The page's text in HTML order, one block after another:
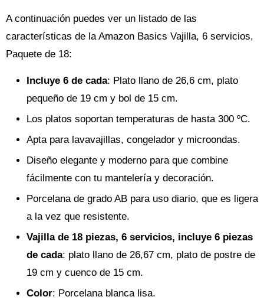
A continuación puedes ver un listado de las
características de la Amazon Basics Vajilla, 6 servicios,
Paquete de 18:
Incluye 6 de cada: Plato llano de 26,6 cm, plato
pequeño de 19 cm y bol de 15 cm.
Los platos soportan temperaturas de hasta 300 ºC.
Apta para lavavajillas, congelador y microondas.
Diseño elegante y moderno para que combine
fácilmente con tu mantelería y decoración.
Porcelana de grado AB para uso diario, que es ligera
a la vez que resistente.
Vajilla de 18 piezas, 6 servicios, incluye 6 piezas
de cada: plato llano de 26,67 cm, plato de postre de
19 cm y cuenco de 15 cm.
Color: Porcelana blanca lisa.